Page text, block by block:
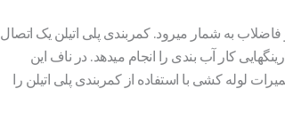
به شمار میرود. کمربندی پلی اتیلن یک اتصال
4عدد پیچ محکم شده وت وسط ارینگهایی کار آب بندی را انجام میدهد. در ناف این
لوله کشی با استفاده از کمربندی پلی اتیلن را